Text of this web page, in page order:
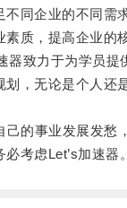
不同企业的不同需
质，提高企业的
致力于为学员提
划，无论是个人还
的事业发展发愁
考虑Let’s加速器。